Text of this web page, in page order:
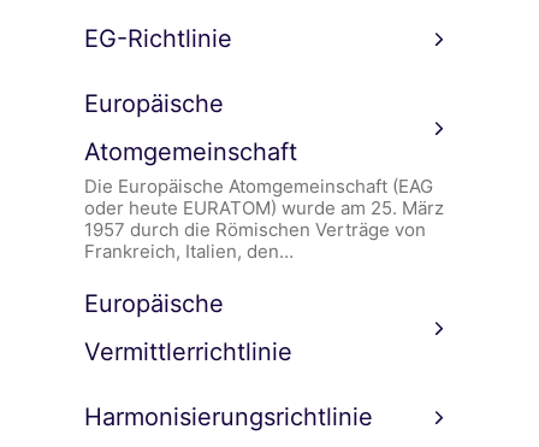
EG-Richtlinie
Europäische
Atomgemeinschaft
Die Europäische Atomgemeinschaft (EAG
oder heute EURATOM) wurde am 25. März
1957 durch die Römischen Verträge von
Frankreich, Italien, den…
Europäische
Vermittlerrichtlinie
Harmonisierungsrichtlinie